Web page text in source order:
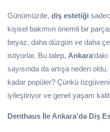
Günümüzde, diş estetiği
kişisel bakımın önemli bir
beyaz, daha düzgün ve daha
istiyorlar. Bu talep, Ankara‘daki
sayısında da artışa neden
kadar popüler? Çünkü özgüveni
iyileştiriyor ve genel yaşam
Denthaus İle Ankara’da Diş